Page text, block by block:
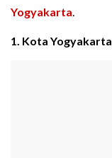
Yogyakarta.
1. Kota Yogyakarta